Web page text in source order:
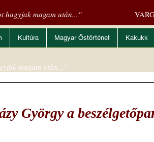
hagyjak magam után..."
Kultúra Magyar Őstörténet Kakukk
György a
magam után..."